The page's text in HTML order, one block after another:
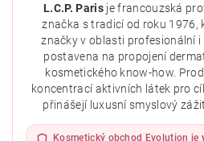
Vložením hodnocení souhlasíte se
osobních údajů.
L.C.P. Paris je francouzská
značka s tradicí od roku 1976,
značky v oblasti profesionální i
postavena na propojení
kosmetického know-how.
koncentrací aktivních látek pro
přinášejí luxusní smyslový
Kosmetický obchod Evolution je